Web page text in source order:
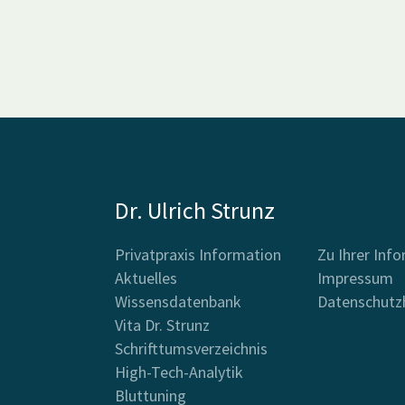
Dr. Ulrich Strunz
Privatpraxis Information
Aktuelles
Wissensdatenbank
Vita Dr. Strunz
Schrifttumsverzeichnis
High-Tech-Analytik
Bluttuning
Zu Ihrer
Impressum